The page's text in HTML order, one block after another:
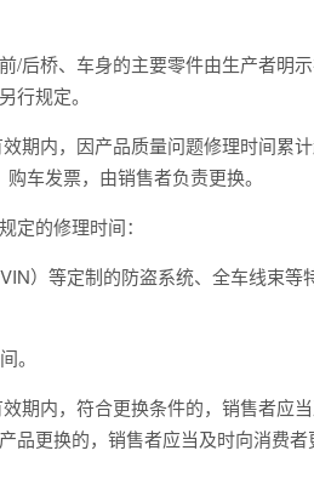
/后桥、车身的主要零件由生产者明
行规定。
期内，因产品质量问题修理时间累
车发票，由销售者负责更换。
定的修理时间：
）等定制的防盗系统、全车线束
。
期内，符合更换条件的，销售者应
品更换的，销售者应当及时向消费者